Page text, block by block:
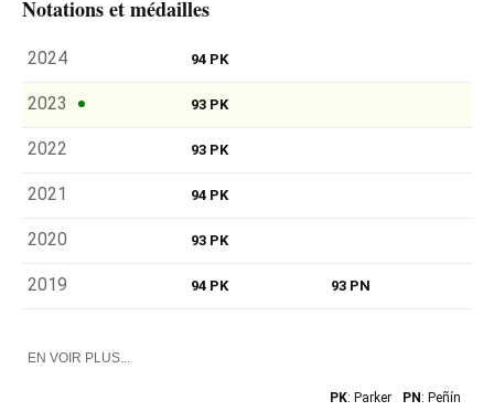
Notations et médailles
2024 94 PK
2023 93 PK
2022 93 PK
2021 94 PK
2020 93 PK
2019 94 PK 93 PN
EN VOIR PLUS...
PK: Parker PN: Peñín